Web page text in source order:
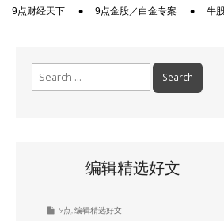
content
Sub9点财经天下 9点金股／白金专案 牛
编辑精选好文
9点 编辑精选好文